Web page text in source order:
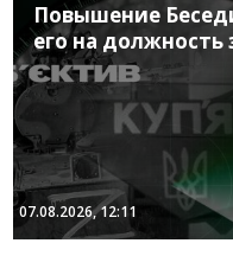
Повышение
его на должность
07.08.2026, 12:11